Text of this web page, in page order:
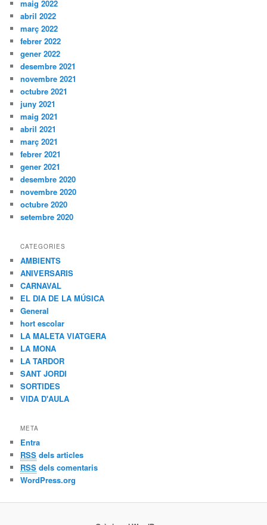
maig 2022
abril 2022
març 2022
febrer 2022
gener 2022
desembre 2021
novembre 2021
octubre 2021
juny 2021
maig 2021
abril 2021
març 2021
febrer 2021
gener 2021
desembre 2020
novembre 2020
octubre 2020
setembre 2020
CATEGORIES
AMBIENTS
ANIVERSARIS
CARNAVAL
EL DIA DE LA MÚSICA
General
hort escolar
LA MALETA VIATGERA
LA MONA
LA TARDOR
SANT JORDI
SORTIDES
VIDA D'AULA
META
Entra
RSS dels articles
RSS dels comentaris
WordPress.org